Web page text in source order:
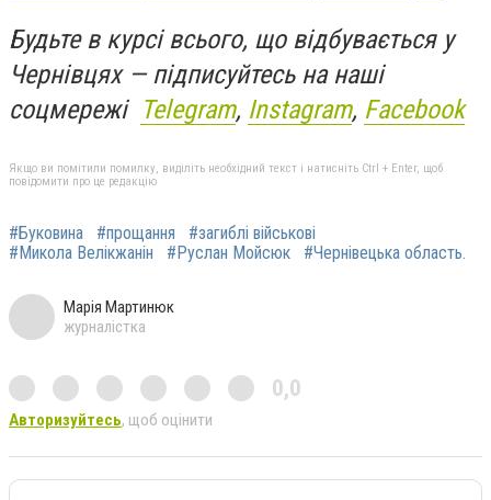
Будьте в курсі всього, що відбувається у
Чернівцях — підписуйтесь на наші
соцмережі Telegram, Instagram, Facebook
Якщо ви помітили помилку, виділіть необхідний текст і натисніть Ctrl + Enter, щоб
повідомити про це редакцію
#Буковина #прощання
#загиблі військові
#Микола Велікжанін
#Руслан Мойсюк #Чернівецька область.
Марія Мартинюк
журналістка
0,0
Авторизуйтесь, щоб оцінити